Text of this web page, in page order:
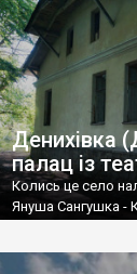
Денихівка
палац із
Колись це село
Януша Сангушка -